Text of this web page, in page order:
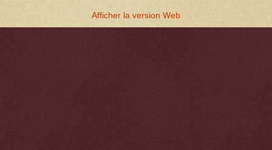
Afficher la version Web